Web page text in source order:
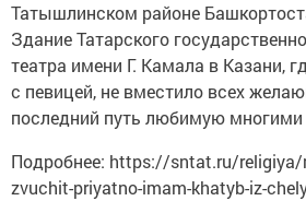
Татышлинском районе
Здание Татарского
театра имени Г. Камала в Казани,
с певицей, не вместило всех
последний путь любимую многими
Подробнее: https://sntat.ru/religiya/
zvuchit-priyatno-imam-khatyb-iz-